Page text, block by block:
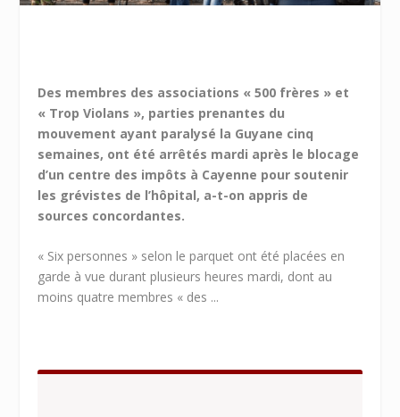
Des membres des associations « 500 frères » et
« Trop Violans », parties prenantes du
mouvement ayant paralysé la Guyane cinq
semaines, ont été arrêtés mardi après le blocage
d’un centre des impôts à Cayenne pour soutenir
les grévistes de l’hôpital, a-t-on appris de
sources concordantes.
« Six personnes » selon le parquet ont été placées en
garde à vue durant plusieurs heures mardi, dont au
moins quatre membres « des ...